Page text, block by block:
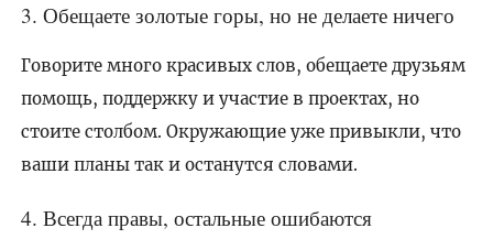
3. Обещаете золотые горы, но не делаете ничего
Говорите много красивых слов, обещаете друзьям
помощь, поддержку и участие в проектах, но
стоите столбом. Окружающие уже привыкли, что
ваши планы так и останутся словами.
4. Всегда правы, остальные ошибаются